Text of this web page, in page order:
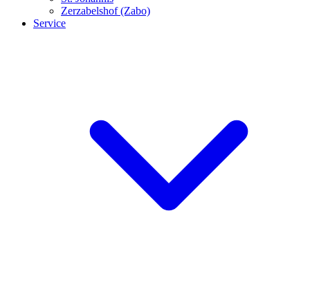
Zerzabelshof (Zabo)
Service